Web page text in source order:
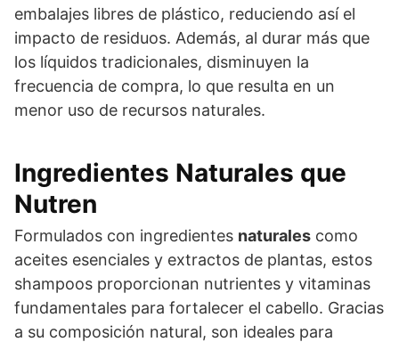
embalajes libres de plástico, reduciendo así el
impacto de residuos. Además, al durar más que
los líquidos tradicionales, disminuyen la
frecuencia de compra, lo que resulta en un
menor uso de recursos naturales.
Ingredientes Naturales que
Nutren
Formulados con ingredientes naturales como
aceites esenciales y extractos de plantas, estos
shampoos proporcionan nutrientes y vitaminas
fundamentales para fortalecer el cabello. Gracias
a su composición natural, son ideales para